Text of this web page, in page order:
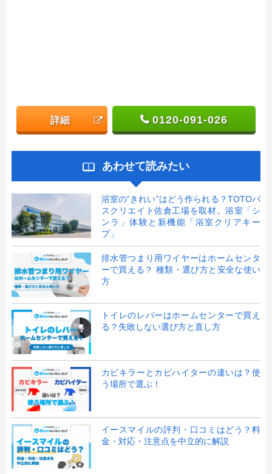
詳細 0120-091-026
あわせて読みたい
浴室の”きれい”はどう作られる？TOTOバ
スクリエイト佐倉工場を取材。浴室「シ
ンラ」体験と新機能「浴室クリアキー
プ」
排水管つまり用ワイヤーはホームセンタ
ーで買える？ 種類・選び方と安全な使い
方
トイレのレバーはホームセンターで買え
る？失敗しない選び方と直し方
カビキラーとカビハイターの違いは？使
う場所で選ぶ！
イースマイルの評判・口コミはどう？料
金・対応・注意点を中立的に解説